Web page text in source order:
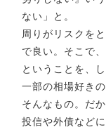
ない」と。
周りがリスクを
で良い。そこで
ということを、
一部の相場好き
そんなもの。だ
投信や外債など